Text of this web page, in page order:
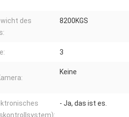
des
8200KGS
3
Keine
- Ja, das ist es.